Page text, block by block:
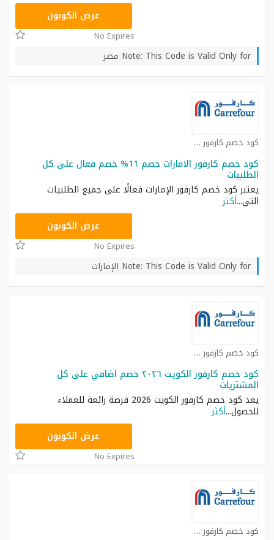
عرض الكوبون
No Expires
Note: This Code is Valid Only for مصر
كود خصم كارفور كوبون
كود خصم كارفور الامارات خصم 11% خصم فعال على كل
الطلبيات
يعتبر كود خصم كارفور الإمارات فعالًا على جميع الطلبيات
التي...أكثر
عرض الكوبون
No Expires
Note: This Code is Valid Only for الإمارات
كود خصم كارفور كوبون
كود خصم كارفور الكويت ٢٠٢٦ خصم اضافي على كل
المشتريات
يعد كود خصم كارفور الكويت 2026 فرصة رائعة للعملاء
للحصول...أكثر
عرض الكوبون
No Expires
كود خصم كارفور كوبون